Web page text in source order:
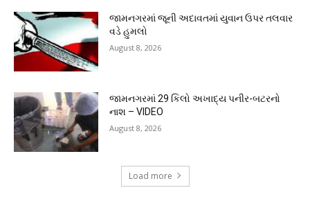
જામનગરમાં જૂની અદાવતમાં યુવાન ઉપર તલવાર
વડે હુમલો
August 8, 2026
જામનગરમાં 29 કિલો અખાદ્ય પનીર-બટરનો
નાશ – VIDEO
August 8, 2026
Load more